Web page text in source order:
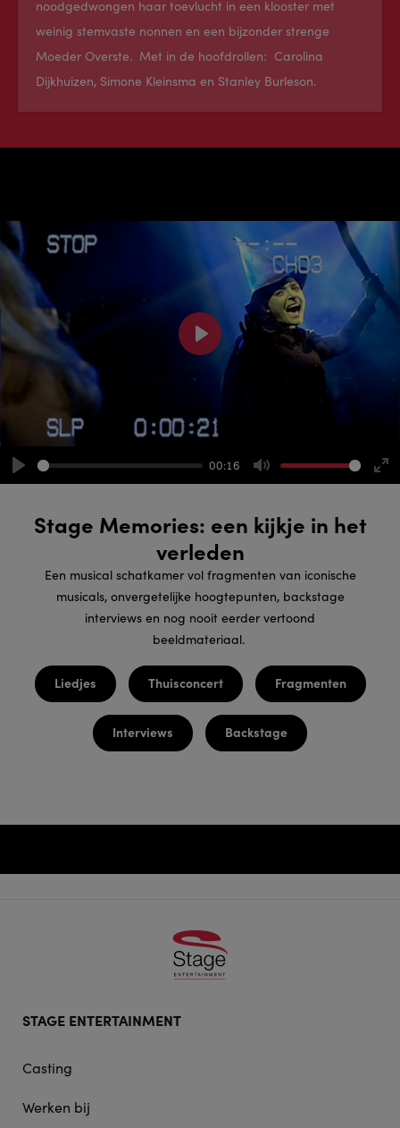
noodgedwongen haar toevlucht in een klooster met
weinig stemvaste nonnen en een bijzonder strenge
Moeder Overste. Met in de hoofdrollen: Carolina
Dijkhuizen, Simone Kleinsma en Stanley Burleson.
Play
00:16
Mute
Play
Stage Memories: een kijkje in het
verleden
Een musical schatkamer vol fragmenten van iconische
musicals, onvergetelijke hoogtepunten, backstage
interviews en nog nooit eerder vertoond
beeldmateriaal.
Liedjes Thuisconcert Fragmenten
Interviews Backstage
doormat
STAGE ENTERTAINMENT
Casting
Werken bij